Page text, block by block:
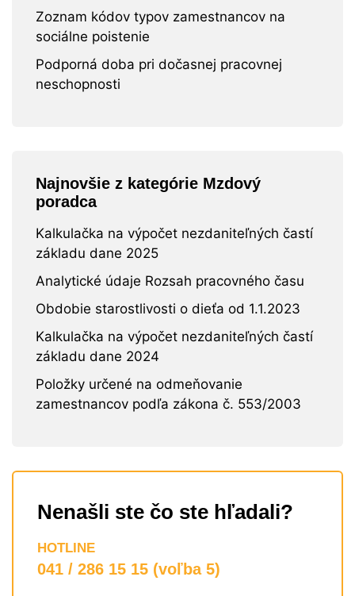
Zoznam kódov typov zamestnancov na
sociálne poistenie
Podporná doba pri dočasnej pracovnej
neschopnosti
Najnovšie z kategórie Mzdový
poradca
Kalkulačka na výpočet nezdaniteľných častí
základu dane 2025
Analytické údaje Rozsah pracovného času
Obdobie starostlivosti o dieťa od 1.1.2023
Kalkulačka na výpočet nezdaniteľných častí
základu dane 2024
Položky určené na odmeňovanie
zamestnancov podľa zákona č. 553/2003
Nenašli ste čo ste hľadali?
HOTLINE
041 / 286 15 15 (voľba 5)